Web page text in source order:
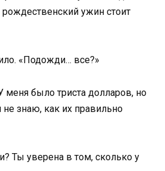
рождественский ужин стоит
«Подожди… все?»
меня было триста долларов, но
не знаю, как их правильно
Ты уверена в том, сколько у